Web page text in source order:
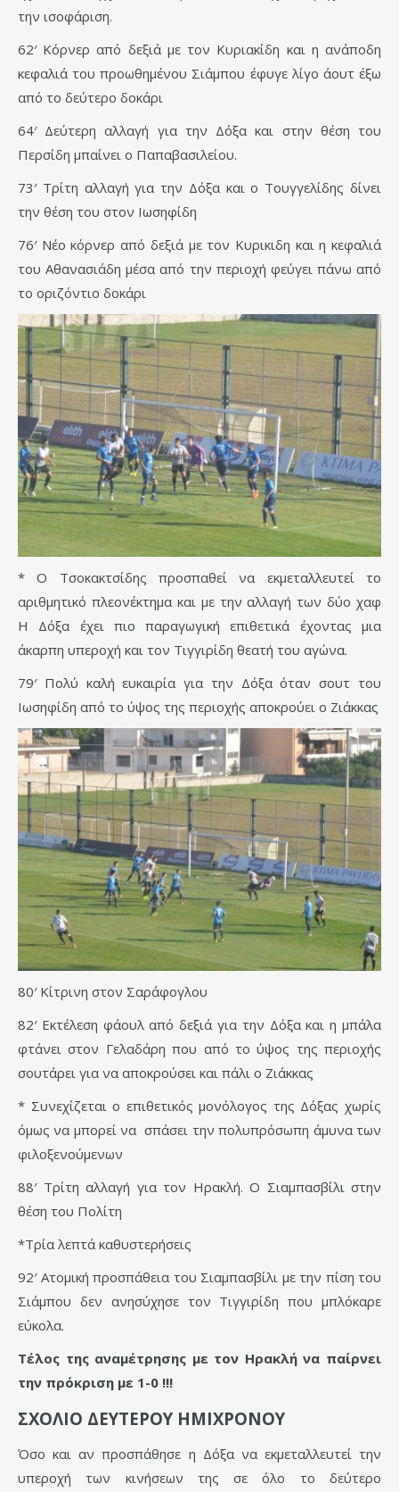
την ισοφάριση.
62′ Κόρνερ από δεξιά με τον Κυριακίδη και η ανάποδη
κεφαλιά του προωθημένου Σιάμπου έφυγε λίγο άουτ έξω
από το δεύτερο δοκάρι
64′ Δεύτερη αλλαγή για την Δόξα και στην θέση του
Περσίδη μπαίνει ο Παπαβασιλείου.
73′ Τρίτη αλλαγή για την Δόξα και ο Τουγγελίδης δίνει
την θέση του στον Ιωσηφίδη
76′ Νέο κόρνερ από δεξιά με τον Κυρικιδη και η κεφαλιά
του Αθανασιάδη μέσα από την περιοχή φεύγει πάνω από
το οριζόντιο δοκάρι
* Ο Τσοκακτσίδης προσπαθεί να εκμεταλλευτεί το
αριθμητικό πλεονέκτημα και με την αλλαγή των δύο χαφ
Η Δόξα έχει πιο παραγωγική επιθετικά έχοντας μια
άκαρπη υπεροχή και τον Τιγγιρίδη θεατή του αγώνα.
79′ Πολύ καλή ευκαιρία για την Δόξα όταν σουτ του
Ιωσηφίδη από το ύψος της περιοχής αποκρούει ο Ζιάκκας
80′ Κίτρινη στον Σαράφογλου
82′ Εκτέλεση φάουλ από δεξιά για την Δόξα και η μπάλα
φτάνει στον Γελαδάρη που από το ύψος της περιοχής
σουτάρει για να αποκρούσει και πάλι ο Ζιάκκας
* Συνεχίζεται ο επιθετικός μονόλογος της Δόξας χωρίς
όμως να μπορεί να σπάσει την πολυπρόσωπη άμυνα των
φιλοξενούμενων
88′ Τρίτη αλλαγή για τον Ηρακλή. Ο Σιαμπασβίλι στην
θέση του Πολίτη
*Τρία λεπτά καθυστερήσεις
92′ Ατομική προσπάθεια του Σιαμπασβίλι με την πίση του
Σιάμπου δεν ανησύχησε τον Τιγγιρίδη που μπλόκαρε
εύκολα.
Τέλος της αναμέτρησης με τον Ηρακλή να παίρνει
την πρόκριση με 1-0 !!!
ΣΧΟΛΙΟ ΔΕΥΤΕΡΟΥ ΗΜΙΧΡΟΝΟΥ
Όσο και αν προσπάθησε η Δόξα να εκμεταλλευτεί την
υπεροχή των κινήσεων της σε όλο το δεύτερο